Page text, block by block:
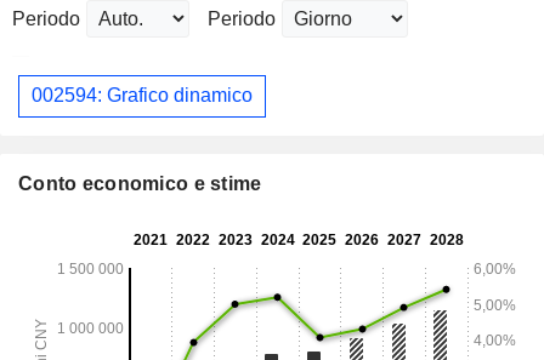
Periodo Periodo
002594: Grafico dinamico
Conto economico e stime